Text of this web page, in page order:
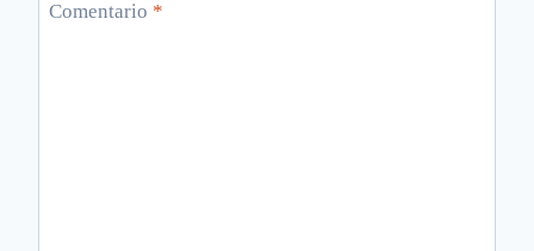
Comentario *